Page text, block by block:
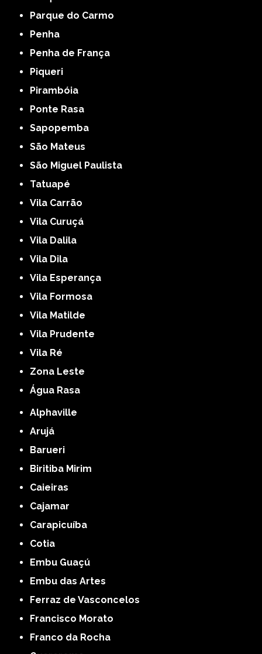
Parque do Carmo
Penha
Penha de França
Piqueri
Pirambóia
Ponte Rasa
Sapopemba
São Mateus
São Miguel Paulista
Tatuapé
Vila Carrão
Vila Curuçá
Vila Dalila
Vila Dila
Vila Esperança
Vila Formosa
Vila Matilde
Vila Prudente
Vila Ré
Zona Leste
Água Rasa
Alphaville
Arujá
Barueri
Biritiba Mirim
Caieiras
Cajamar
Carapicuíba
Cotia
Embu Guaçú
Embu das Artes
Ferraz de Vasconcelos
Francisco Morato
Franco da Rocha